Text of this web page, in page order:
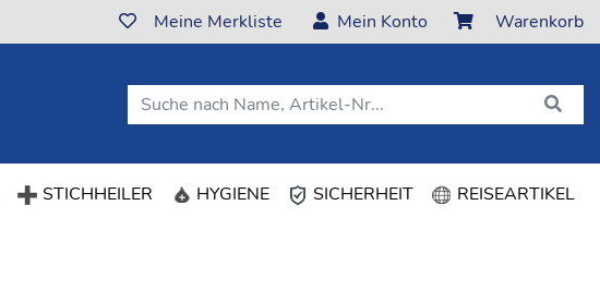
Meine Merkliste Mein Konto Warenkorb
STICHHEILER HYGIENE SICHERHEIT REISEARTIKEL